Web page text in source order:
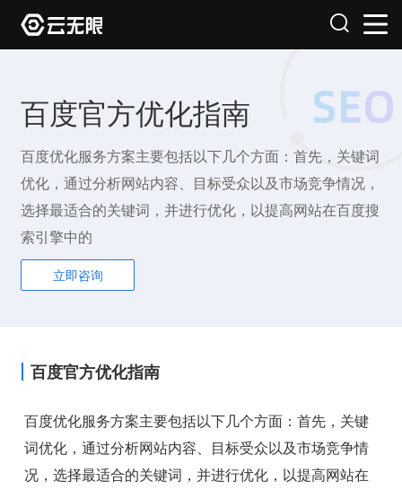
百度官方优化指南
百度优化服务方案主要包括以下几个方面：首先，关键词
优化，通过分析网站内容、目标受众以及市场竞争情况，
选择最适合的关键词，并进行优化，以提高网站在百度搜
索引擎中的
立即咨询
百度官方优化指南
百度优化服务方案主要包括以下几个方面：首先，关键
词优化，通过分析网站内容、目标受众以及市场竞争情
况，选择最适合的关键词，并进行优化，以提高网站在